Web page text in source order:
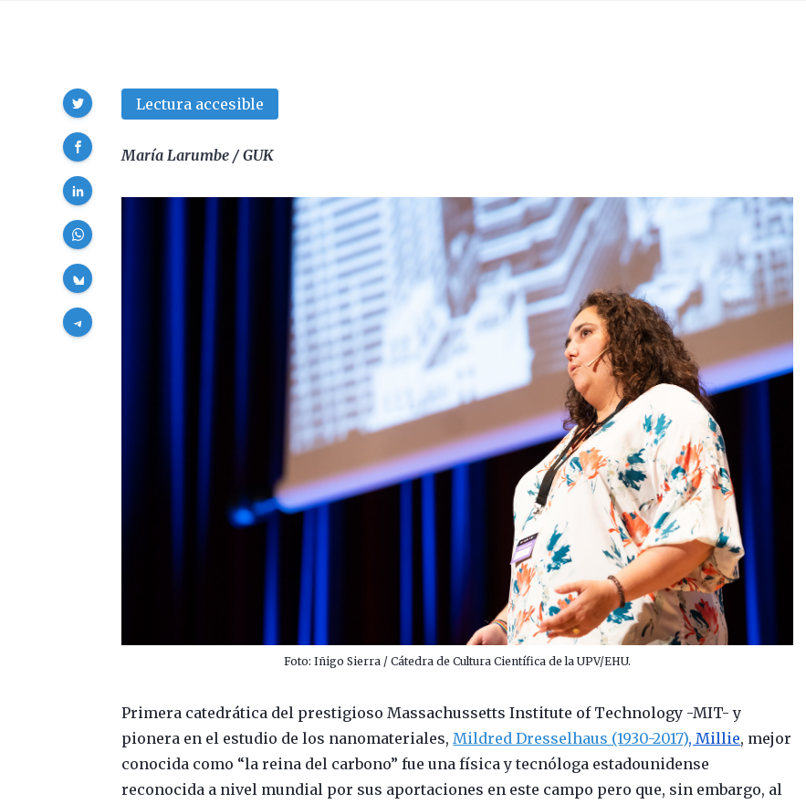
Lectura accesible
María Larumbe / GUK
Foto: Iñigo Sierra / Cátedra de Cultura Científica de la UPV/EHU.
Primera catedrática del prestigioso Massachussetts Institute of Technology -MIT- y
pionera en el estudio de los nanomateriales, Mildred Dresselhaus (1930-2017), Millie, mejor
conocida como “la reina del carbono” fue una física y tecnóloga estadounidense
reconocida a nivel mundial por sus aportaciones en este campo pero que, sin embargo, al
Compartir